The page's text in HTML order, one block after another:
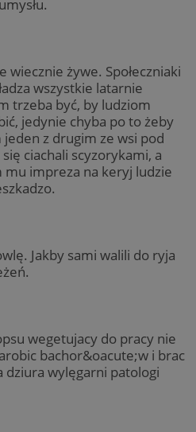
wiecznie żywe. Społeczniaki
wszystkie latarnie
trzeba być, by ludziom
jedynie chyba po to żeby
z drugim ze wsi pod
ciachali scyzorykami, a
mu impreza na keryj ludzie
Jakby sami walili do ryja
wegetujacy do pracy nie
bachor&oacute;w i brac
dziura wylęgarni patologi